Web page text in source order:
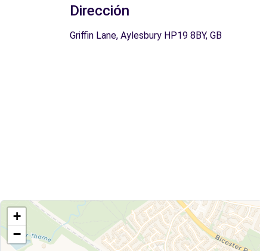
Dirección
Griffin Lane, Aylesbury HP19 8BY, GB
+
−